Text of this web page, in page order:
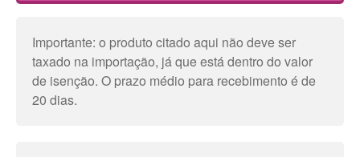
Importante: o produto citado aqui não deve ser
taxado na importação, já que está dentro do valor
de isenção. O prazo médio para recebimento é de
20 dias.